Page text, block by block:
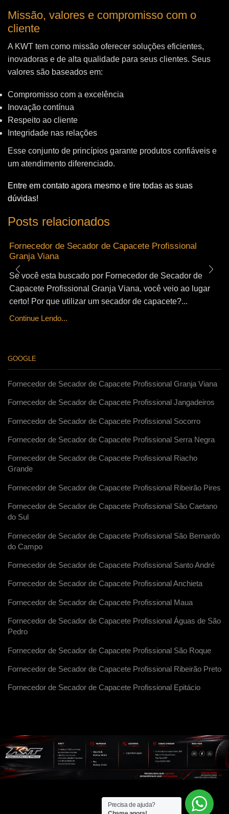
Missão, valores e compromisso com o
cliente
A KWT tem como missão oferecer soluções eficientes,
inovadoras e de alta qualidade para seus clientes. Seus
valores são baseados em:
Compromisso com a excelência
Inovação contínua
Respeito ao cliente
Integridade nas relações
Esse conjunto de princípios garante produtos confiáveis e
um atendimento diferenciado.
Entre em contato agora mesmo e tire todas as suas
dúvidas!
Posts relacionados
Fornecedor de Secador de Capacete Profissional
Granja Viana
Se você esta buscado por Fornecedor de Secador de
Capacete Profissional Granja Viana, você veio ao lugar
certo! Por que utilizar um secador de capacete?...
Continue Lendo...
GOOGLE
Fornecedor de Secador de Capacete Profissional Granja Viana
Fornecedor de Secador de Capacete Profissional Jangadeiros
Fornecedor de Secador de Capacete Profissional Socorro
Fornecedor de Secador de Capacete Profissional Serra Negra
Fornecedor de Secador de Capacete Profissional Riacho
Grande
Fornecedor de Secador de Capacete Profissional Ribeirão Pires
Fornecedor de Secador de Capacete Profissional São Caetano
do Sul
Fornecedor de Secador de Capacete Profissional São Bernardo
do Campo
Fornecedor de Secador de Capacete Profissional Santo André
Fornecedor de Secador de Capacete Profissional Anchieta
Fornecedor de Secador de Capacete Profissional Maua
Fornecedor de Secador de Capacete Profissional Águas de São
Pedro
Fornecedor de Secador de Capacete Profissional São Roque
Fornecedor de Secador de Capacete Profissional Ribeirão Preto
Fornecedor de Secador de Capacete Profissional Epitácio
Precisa de ajuda?